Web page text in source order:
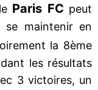
Paris FC peut
se maintenir en
la 8ème
les résultats
3 victoires, un